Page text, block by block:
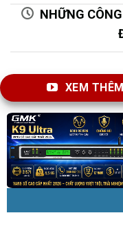
NHỮNG
XEM